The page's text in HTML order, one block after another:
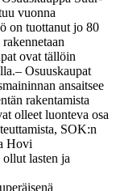
vuonna
on tuottanut jo 80
ovat tällöin
– Osuuskaupat
ansaitsee
rakentamista
olleet luonteva osa
SOK:n
Hovi
lasten ja